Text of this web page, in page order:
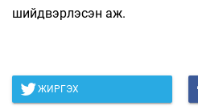
шийдвэрлэсэн аж.
ЖИРГЭХ